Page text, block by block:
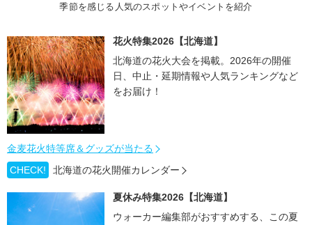
季節を感じる人気のスポットやイベントを紹介
花火特集2026【北海道】
北海道の花火大会を掲載。2026年の開催
日、中止・延期情報や人気ランキングなど
をお届け！
金麦花火特等席＆グッズが当たる
CHECK!
北海道の花火開催カレンダー
夏休み特集2026【北海道】
ウォーカー編集部がおすすめする、この夏